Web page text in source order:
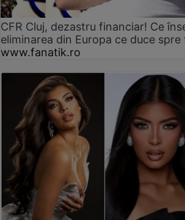
CFR Cluj, dezastru financiar! Ce
eliminarea din Europa ce duce spre
www.fanatik.ro